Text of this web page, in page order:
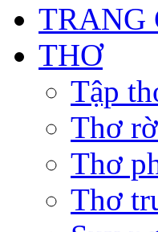
TRANG
THƠ
Tập
Thơ
Thơ
Thơ